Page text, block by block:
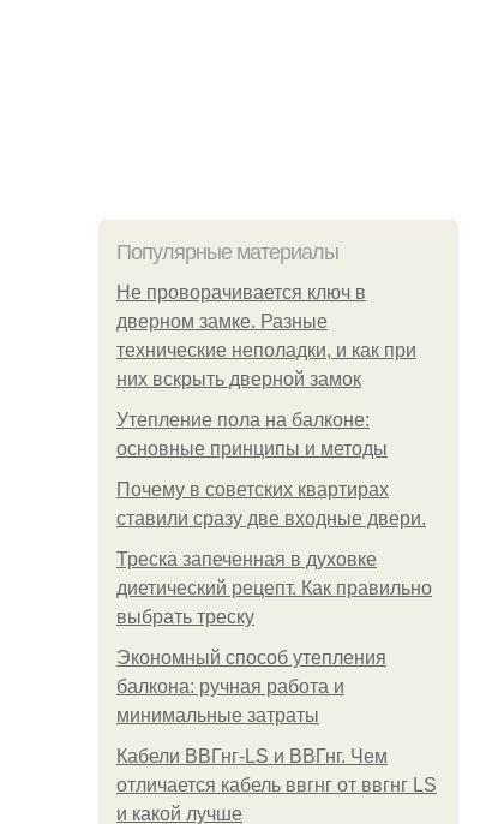
Популярные материалы
Не проворачивается ключ в
дверном замке. Разные
технические неполадки, и как при
них вскрыть дверной замок
Утепление пола на балконе:
основные принципы и методы
Почему в советских квартирах
ставили сразу две входные двери.
Треска запеченная в духовке
диетический рецепт. Как правильно
выбрать треску
Экономный способ утепления
балкона: ручная работа и
минимальные затраты
Кабели ВВГнг-LS и ВВГнг. Чем
отличается кабель ввгнг от ввгнг LS
и какой лучше